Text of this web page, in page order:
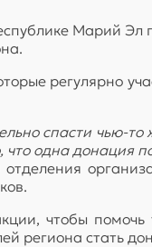
Марий
регулярно
спасти чью-то
одна донация
чтобы
региона стать